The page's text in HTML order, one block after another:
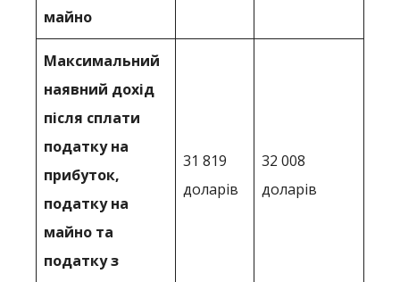
майно
Максимальний
наявний дохід
після сплати
податку на
прибуток,
податку на
майно та
податку з
31 819
доларів
32 008
доларів